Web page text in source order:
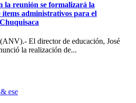
la reunión se formalizará la
administrativos para el
El director de educación, José
la realización de...
ese